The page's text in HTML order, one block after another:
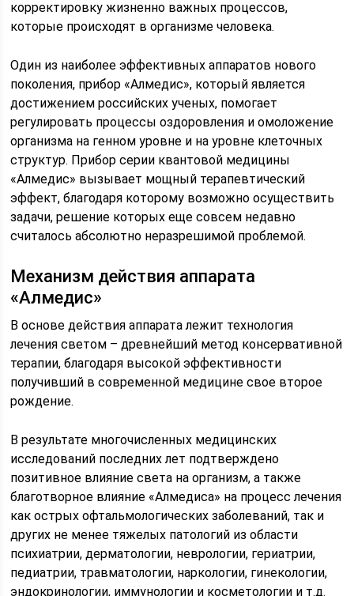
корректировку жизненно важных процессов,
которые происходят в организме человека.
Один из наиболее эффективных аппаратов нового
поколения, прибор «Алмедис», который является
достижением российских ученых, помогает
регулировать процессы оздоровления и омоложение
организма на генном уровне и на уровне клеточных
структур. Прибор серии квантовой медицины
«Алмедис» вызывает мощный терапевтический
эффект, благодаря которому возможно осуществить
задачи, решение которых еще совсем недавно
считалось абсолютно неразрешимой проблемой.
Механизм действия аппарата
«Алмедис»
В основе действия аппарата лежит технология
лечения светом – древнейший метод консервативной
терапии, благодаря высокой эффективности
получивший в современной медицине свое второе
рождение.
В результате многочисленных медицинских
исследований последних лет подтверждено
позитивное влияние света на организм, а также
благотворное влияние «Алмедиса» на процесс лечения
как острых офтальмологических заболеваний, так и
других не менее тяжелых патологий из области
психиатрии, дерматологии, неврологии, гериатрии,
педиатрии, травматологии, наркологии, гинекологии,
эндокринологии, иммунологии и косметологии и т.д.